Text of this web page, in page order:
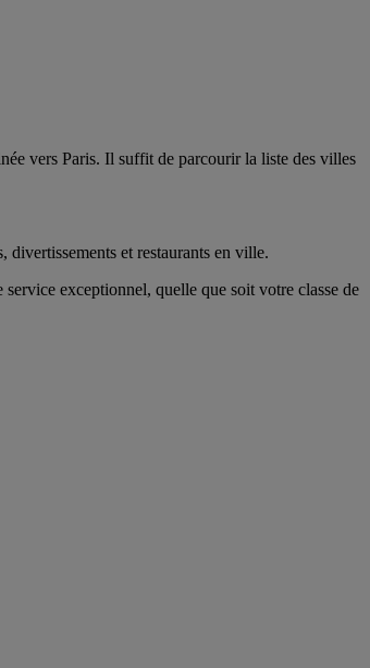
vers Paris. Il suffit de parcourir la liste des villes
divertissements et restaurants en ville.
exceptionnel, quelle que soit votre classe de